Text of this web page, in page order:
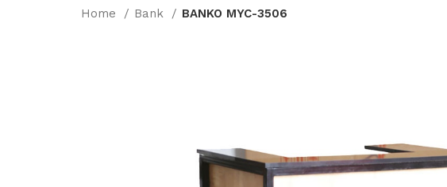
Home Bank BANKO MYC-3506